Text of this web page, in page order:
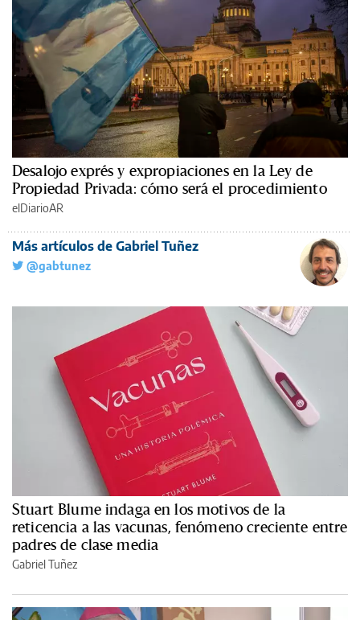
Desalojo exprés y expropiaciones en la Ley de
Propiedad Privada: cómo será el procedimiento
elDiarioAR
Más artículos de Gabriel Tuñez
@gabtunez
Stuart Blume indaga en los motivos de la
reticencia a las vacunas, fenómeno creciente entre
padres de clase media
Gabriel Tuñez